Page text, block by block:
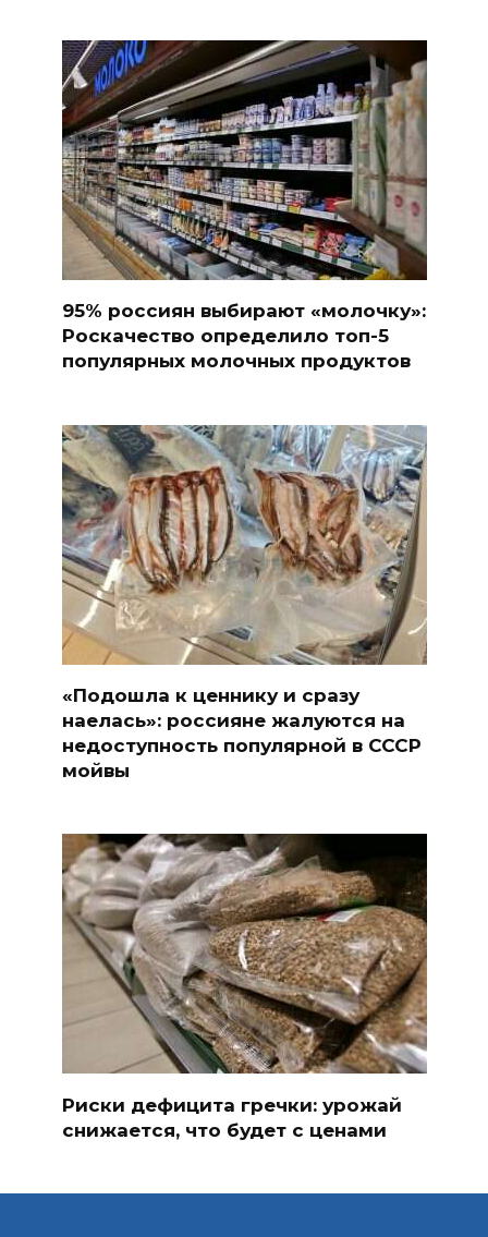
95% россиян выбирают «молочку»:
Роскачество определило топ-5
популярных молочных продуктов
«Подошла к ценнику и сразу
наелась»: россияне жалуются на
недоступность популярной в СССР
мойвы
Риски дефицита гречки: урожай
снижается, что будет с ценами